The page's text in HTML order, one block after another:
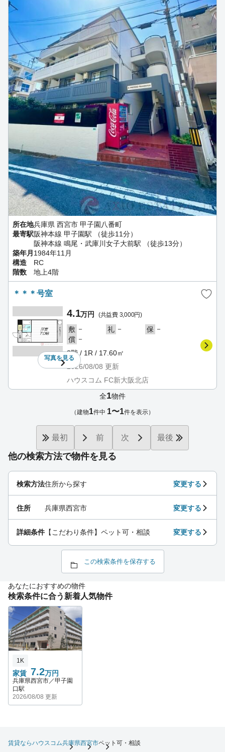
所在地兵庫県 西宮市 甲子園八番町
最寄駅阪神本線 甲子園駅 （徒歩11分）
阪神本線 鳴尾・武庫川女子大前駅 （徒歩13分）
築年月1984年11月
構造
RC
階数
地上4階
＊＊＊号室
写真を見る
4.1万円 (共益費 3,000円)
敷 － 礼 － 保 －
償 －
3階 / 1R / 17.60㎡
2026/08/08 更新
ハウスコム FC新大阪北店
他の検索方法で物件を見る
検索方法住所から探す 変更する
住所 兵庫県西宮市 変更する
詳細条件 【こだわり条件】ペット可・相談 変更する
この検索条件を保存する
全1物件
（建物1件中 1〜1件を表示）
最初 前 次 最後
あなたにおすすめの物件
検索条件に合う新着人気物件
1K
家賃 7.2万円
兵庫県西宮市／甲子園
口駅
2026/08/08 更新
賃貸ならハウスコム兵庫県西宮市ペット可・相談